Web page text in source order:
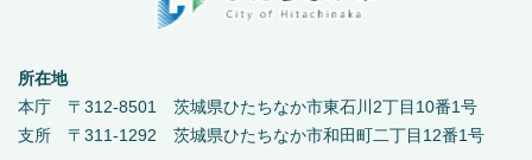
所在地
本庁 〒312-8501 茨城県ひたちなか市東石川2丁目10番1号
支所 〒311-1292 茨城県ひたちなか市和田町二丁目12番1号